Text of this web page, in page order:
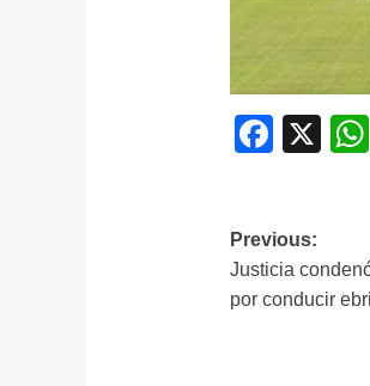
X
de
entradas
Previous:
Justicia
por conducir